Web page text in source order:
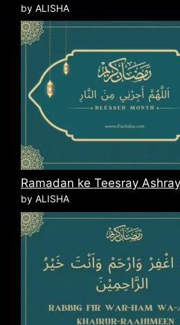
by ALISHA
Ramadan ke Teesray
by ALISHA